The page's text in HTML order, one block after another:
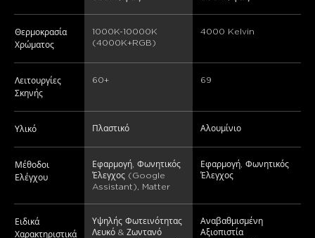
Θερμοκρασία
Χρώματος
1000K-10000K
(4000K+RGB)
4000 Kelvin
Λειτουργίες
Σκηνής
60+ 69
Υλικό Πλαστικό ‎Αλουμίνιο
Μέθοδοι
Ελέγχου
Εφαρμογή, Φωνητικός
Έλεγχος (Google
Assistant), Matter
Εφαρμογή, Φωνητικός
Έλεγχος
Ειδικά
Χαρακτηριστικά
Υψηλής Φωτεινότητας
Λευκό & Ζωντανό
Αναβαθμισμένη
Αξιοπιστία